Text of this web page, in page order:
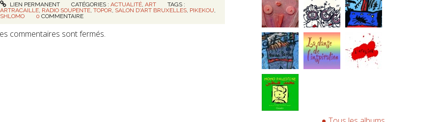
LIEN PERMANENT CATÉGORIES :ACTUALITÉ ,ART
TAGS :
ARTRACAILLE, RADIO SOUPENTE, TOPOR SALON D'ART BRUXELLES, PIKEKOU
SHLOMO
0 COMMENTAIRE
commentaires sont fermés.